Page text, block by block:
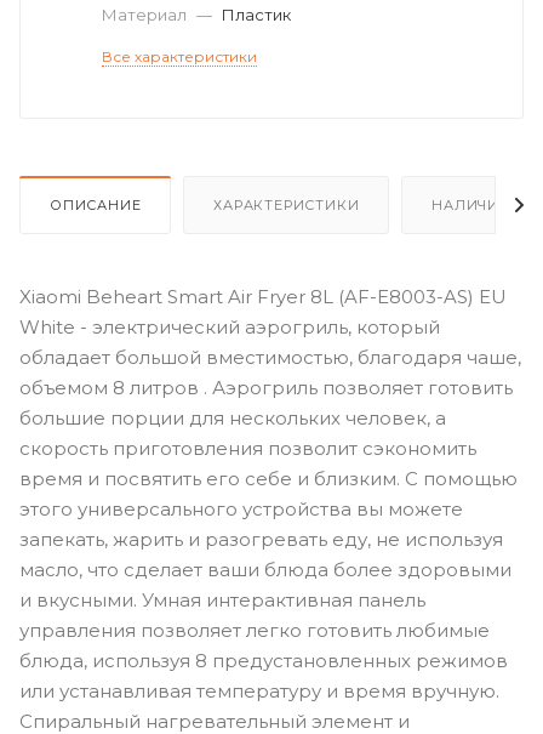
Материал — Пластик
Все характеристики
ОПИСАНИЕ ХАРАКТЕРИСТИКИ НАЛИЧИЕ
Xiaomi Beheart Smart Air Fryer 8L (AF-E8003-AS) EU
White - электрический аэрогриль, который
обладает большой вместимостью, благодаря чаше,
объемом 8 литров . Аэрогриль позволяет готовить
большие порции для нескольких человек, а
скорость приготовления позволит сэкономить
время и посвятить его себе и близким. С помощью
этого универсального устройства вы можете
запекать, жарить и разогревать еду, не используя
масло, что сделает ваши блюда более здоровыми
и вкусными. Умная интерактивная панель
управления позволяет легко готовить любимые
блюда, используя 8 предустановленных режимов
или устанавливая температуру и время вручную.
Спиральный нагревательный элемент и